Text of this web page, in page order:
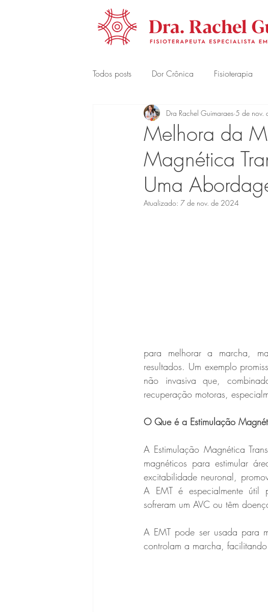
Todos posts Dor Crônica Fisioterapia
Melhora da
Magnética
Uma
Dra Rachel Guimaraes 5 de nov.
Atualizado: 7 de nov. de 2024
para melhorar a marcha,
resultados. Um exemplo
não invasiva que,
recuperação motoras,
O Que é a Estimulação
A Estimulação Magnética
magnéticos para estimular
excitabilidade neuronal,
A EMT é especialmente útil
sofreram um AVC ou têm
A EMT pode ser usada para
controlam a marcha,